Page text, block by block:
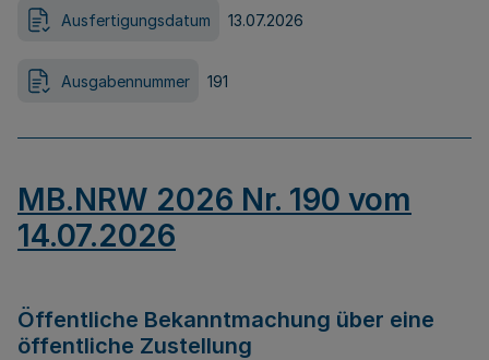
Ausfertigungsdatum 13.07.2026
Ausgabennummer 191
MB.NRW 2026 Nr. 190 vom
14.07.2026
Öffentliche Bekanntmachung über eine
öffentliche Zustellung